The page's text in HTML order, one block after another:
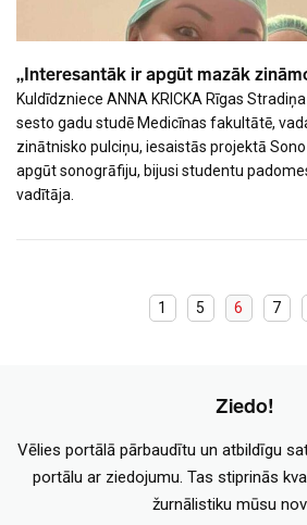
„Interesantāk ir apgūt mazāk
Kuldīdzniece ANNA KRICKA Rīgas
sesto gadu studē Medicīnas fakultātē,
zinātnisko pulciņu, iesaistās projektā
apgūt sonogrāfiju, bijusi studentu
vadītāja.
1 5 6 7
Ziedo!
Vēlies portālā pārbaudītu un atbildīgu
portālu ar ziedojumu. Tas stiprinās
žurnālistiku mūsu